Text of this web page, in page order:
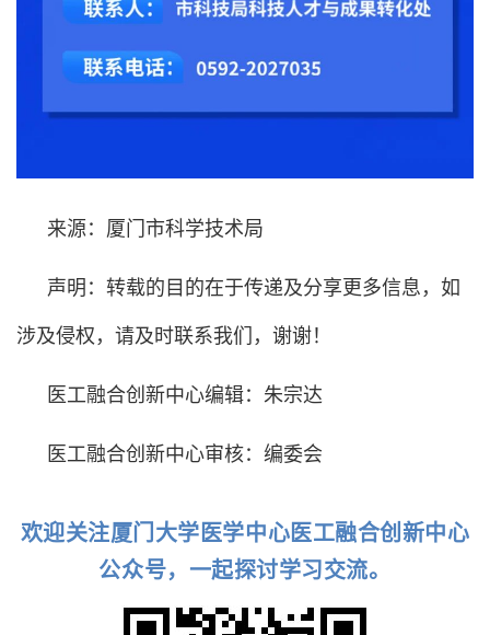
来源：厦门市科学技术局
声明：转载的目的在于传递及分享更多信息，如
涉及侵权，请及时联系我们，谢谢！
医工融合创新中心编辑：朱宗达
医工融合创新中心审核：编委会
欢迎关注厦门大学医学中心医工融合创新中心
公众号，一起探讨学习交流。